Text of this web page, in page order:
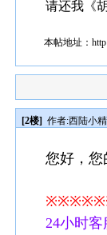
请还我《
本帖地址：
[2楼] 作者:西陆小
您好，您
24小时